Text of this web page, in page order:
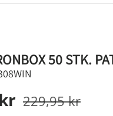
50 STK.
229,95 kr